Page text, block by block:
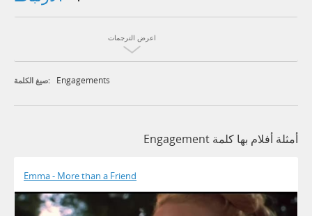
اعرض الترجمات
صيغ الكلمة: Engagements
أمثلة أفلام بها كلمة Engagement
Emma - More than a Friend